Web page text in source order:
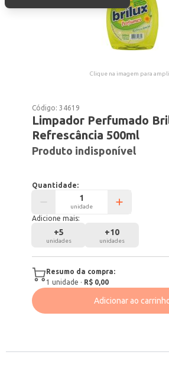
Clique na imagem para
Código:34619
Limpador Perfumado
Refrescância 500ml
Produto indisponível
Quantidade:
unidade
Adicione mais:
+5
unidades
+10
unidades
Resumo da compra:
1 unidade · R$ 0,00
Adicionar ao